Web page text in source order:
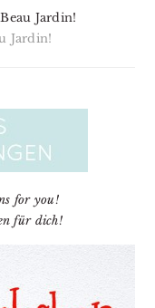
Jardin!
Jardin!
for you!
für dich!